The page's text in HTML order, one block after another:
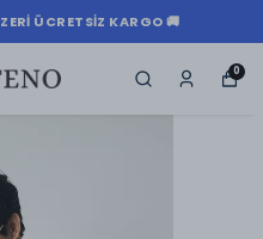
ÜCRETSIZ KARGO 🚚
0